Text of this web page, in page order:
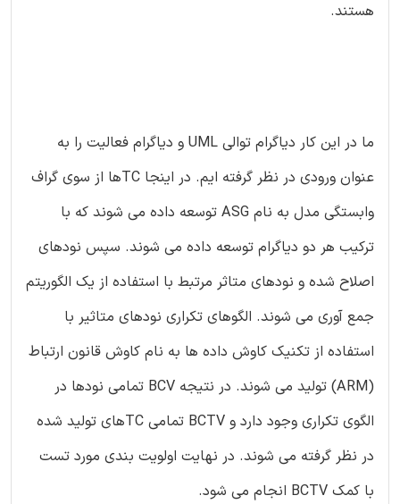
هستند.
ما در این کار دیاگرام توالی UML و دیاگرام فعالیت را به
عنوان ورودی در نظر گرفته ایم. در اینجا TCها از سوی گراف
وابستگی مدل به نام ASG توسعه داده می شوند که با
ترکیب هر دو دیاگرام توسعه داده می شوند. سپس نودهای
اصلاح شده و نودهای متاثر مرتبط با استفاده از یک الگوریتم
جمع آوری می شوند. الگوهای تکراری نودهای متاثیر با
استفاده از تکنیک کاوش داده ها به نام کاوش قانون ارتباط
(ARM) تولید می شوند. در نتیجه BCV تمامی نودها در
الگوی تکراری وجود دارد و BCTV تمامی TCهای تولید شده
در نظر گرفته می شوند. در نهایت اولویت بندی مورد تست
با کمک BCTV انجام می شود.